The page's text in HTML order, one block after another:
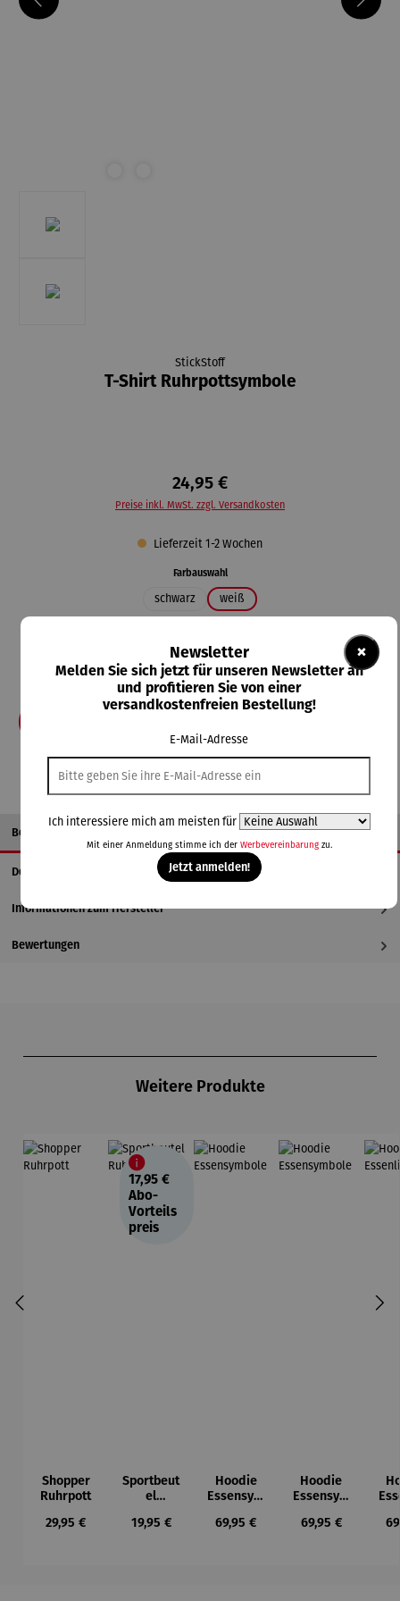
StickStoff
T-Shirt Ruhrpottsymbole
24,95 €
Preise inkl. MwSt. zzgl. Versandkosten
Lieferzeit 1-2 Wochen
Farbauswahlauswählen
schwarz weiß
L M S
XXL
XXS
Beschreibung
Details
Informationen zum Hersteller
Bewertungen
Weitere Produkte
Shopper
Ruhrpott
Regulärer Preis:
29,95 €
17,95 €
Abo-
Vorteils
preis
Sportbeut
el
Regulärer Preis:
19,95 €
Hoodie
Essensym
Regulärer Preis:
69,95 €
Hoodie
Essensym
Regulärer Preis:
69,95 €
×
Newsletter
Melden Sie sich jetzt für unseren Newsletter an
und profitieren Sie von einer
versandkostenfreien Bestellung!
E-Mail-Adresse
Ich interessiere mich am meisten für
Mit einer Anmeldung stimme ich der Werbevereinbarungzu.
Jetzt anmelden!